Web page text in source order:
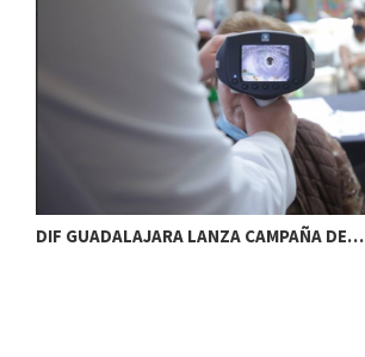
DIF GUADALAJARA LANZA CAMPAÑA DE…